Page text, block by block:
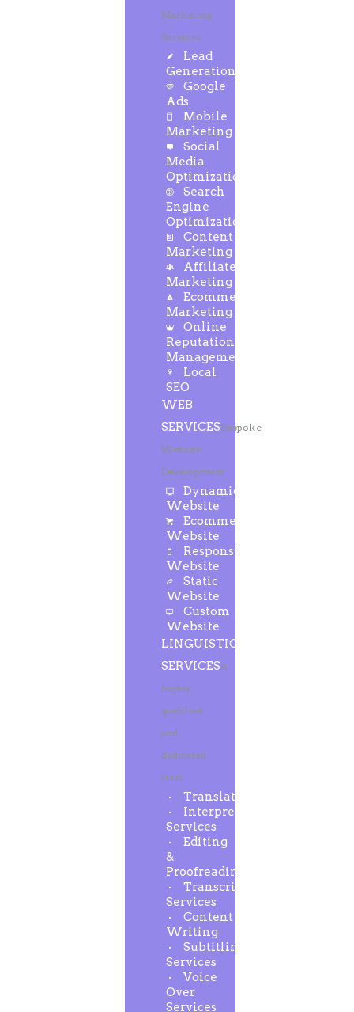
Marketing
Services
Lead
Generation
Google
Ads
Mobile
Marketing
Social
Media
Optimization
Search
Engine
Optimization
Content
Marketing
Affiliate
Marketing
Ecommerce
Marketing
Online
Reputation
Management
Local
SEO
WEB
SERVICESBespoke
Website
Development
Dynamic
Website
Ecommerce
Website
Responsive
Website
Static
Website
Custom
Website
LINGUISTIC
SERVICESA
highly
qualified
and
dedicated
team
Translation
Interpreting
Services
Editing
&
Proofreading
Transcription
Services
Content
Writing
Subtitling
Services
Voice
Over
Services